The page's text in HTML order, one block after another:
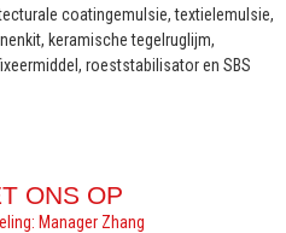
coatingemulsie, textielemulsie,
keramische tegelruglijm,
roeststabilisator en SBS
ONS OP
Manager Zhang